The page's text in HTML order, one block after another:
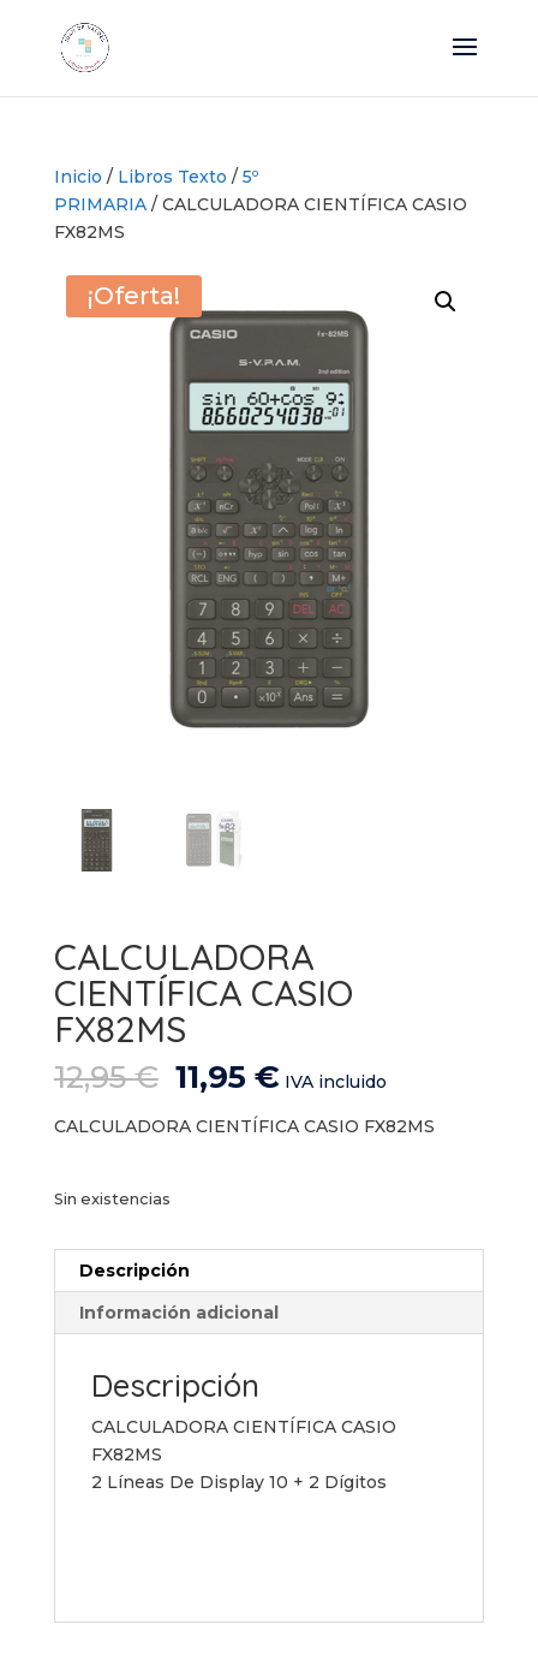
Inicio / Libros Texto / 5º
PRIMARIA/ CALCULADORA CIENTÍFICA CASIO
FX82MS
¡Oferta!
CALCULADORA
CIENTÍFICA CASIO
FX82MS
12,95€ El
precio
original
11,95 €El
actual
IVA incluido
CALCULADORA CIENTÍFICA CASIO FX82MS
Sin existencias
Descripción
Información adicional
Descripción
CALCULADORA CIENTÍFICA CASIO
FX82MS
2 Líneas De Display 10 + 2 Dígitos